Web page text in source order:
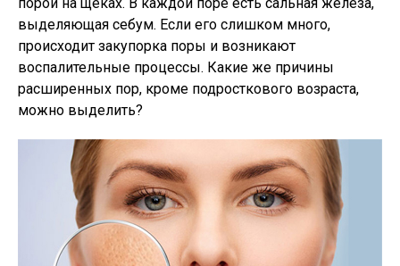
выделяющая себум. Если его слишком много,
происходит закупорка поры и возникают
воспалительные процессы. Какие же причины
расширенных пор, кроме подросткового возраста,
можно выделить?